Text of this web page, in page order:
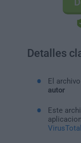
Detalles
El
autor
Este
VirusTotal